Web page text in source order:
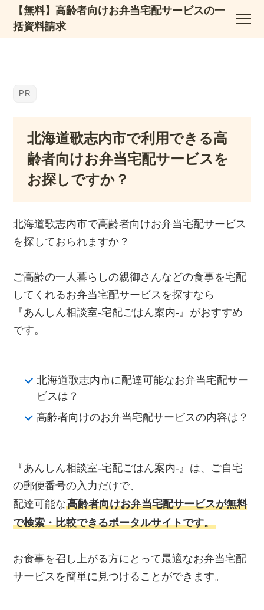
【無料】高齢者向けお弁当宅配サービスの一
括資料請求
北海道歌志内市で利用できる高
齢者向けお弁当宅配サービスを
お探しですか？
北海道歌志内市で高齢者向けお弁当宅配サービス
を探しておられますか？
ご高齢の一人暮らしの親御さんなどの食事を宅配
してくれるお弁当宅配サービスを探すなら
『あんしん相談室‐宅配ごはん案内‐』がおすすめ
です。
北海道歌志内市に配達可能なお弁当宅配サー
ビスは？
高齢者向けのお弁当宅配サービスの内容は？
『あんしん相談室‐宅配ごはん案内‐』は、ご自宅
の郵便番号の入力だけで、
配達可能な高齢者向けお弁当宅配サービスが無料
で検索・比較できるポータルサイトです。
お食事を召し上がる方にとって最適なお弁当宅配
サービスを簡単に見つけることができます。